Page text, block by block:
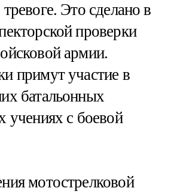
Это сделано в
проверки
армии.
примут участие в
батальонных
учениях с боевой
мотострелковой